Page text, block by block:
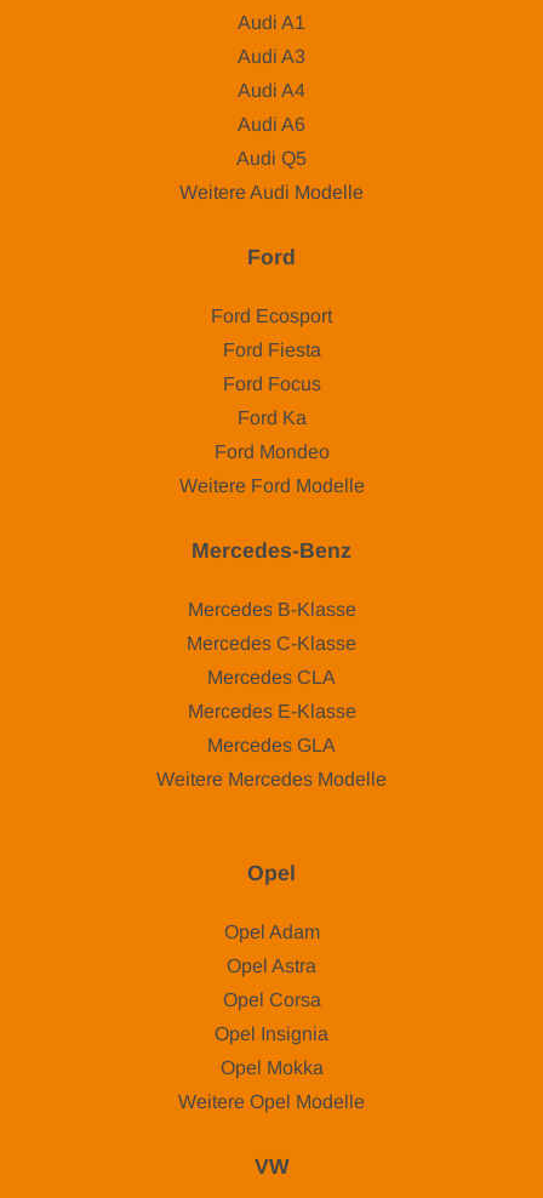
Audi A1
Audi A3
Audi A4
Audi A6
Audi Q5
Weitere Audi Modelle
Ford
Ford Ecosport
Ford Fiesta
Ford Focus
Ford Ka
Ford Mondeo
Weitere Ford Modelle
Mercedes-Benz
Mercedes B-Klasse
Mercedes C-Klasse
Mercedes CLA
Mercedes E-Klasse
Mercedes GLA
Weitere Mercedes Modelle
Opel
Opel Adam
Opel Astra
Opel Corsa
Opel Insignia
Opel Mokka
Weitere Opel Modelle
VW